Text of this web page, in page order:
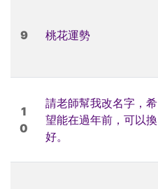
9 桃花運勢
1
0
請老師幫我改名字，希
望能在過年前，可以換
好。